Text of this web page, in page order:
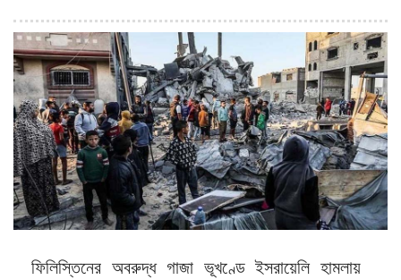
ফিলিস্তিনের অবরুদ্ধ গাজা ভূখণ্ডে ইসরায়েলি হামলায়